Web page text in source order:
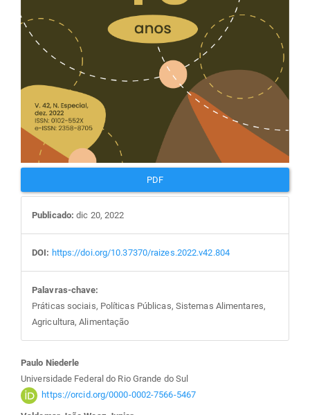
PDF
Publicado: dic 20, 2022
DOI: https://doi.org/10.37370/raizes.2022.v42.804
Palavras-chave:
Práticas sociais, Políticas Públicas, Sistemas Alimentares,
Agricultura, Alimentação
Conteúdo
do
Paulo Niederle
Universidade Federal do Rio Grande do Sul
https://orcid.org/0000-0002-7566-5467